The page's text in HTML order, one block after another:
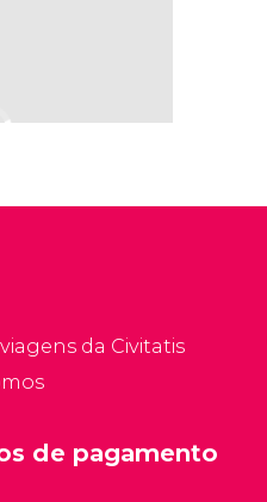
da Civitatis
de pagamento